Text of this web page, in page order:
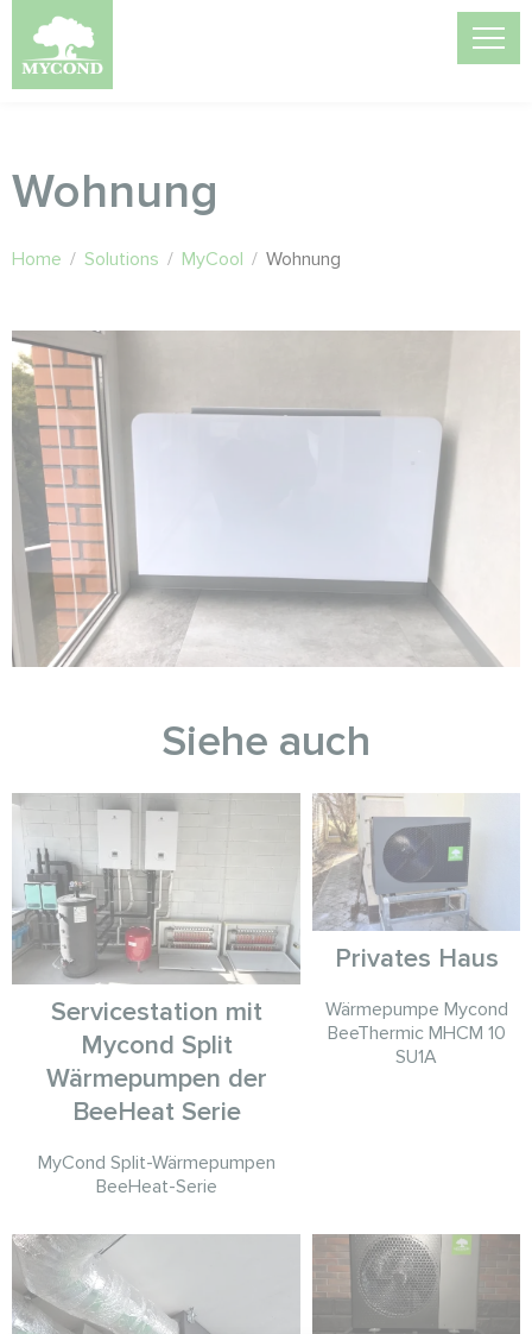
Wohnung
Home / Solutions / MyCool / Wohnung
Siehe auch
Servicestation mit
Mycond Split
Wärmepumpen der
BeeHeat Serie
MyCond Split-Wärmepumpen
BeeHeat-Serie
Privates Haus
Wärmepumpe Mycond
BeeThermic MHCM 10
SU1A